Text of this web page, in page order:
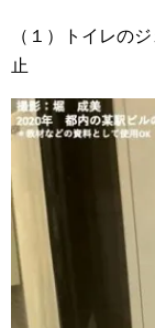
（１）トイレの
止